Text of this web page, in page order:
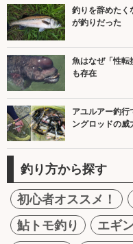
釣りを辞めた
が釣りだった
魚はなぜ「性
も存在
アユルアー釣行
ングロッドの威
釣り方から探す
初心者オススメ！
鮎トモ釣り
エギ